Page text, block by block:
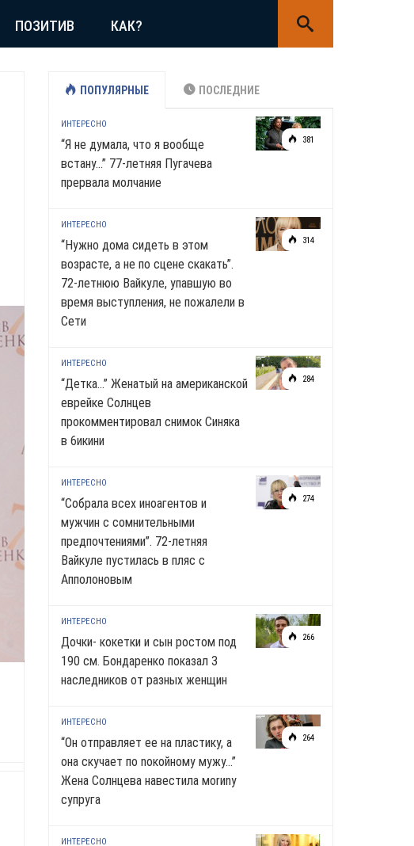
ПОЗИТИВ КАК?
ПОПУЛЯРНЫЕ ПОСЛЕДНИЕ
381
ИНТЕРЕСНО
“Я не думала, что я вообще
встану…” 77-летняя Пугачева
прервала молчание
314
ИНТЕРЕСНО
“Нужно дома сидеть в этом
возрасте, а не по сцене скакать”.
72-летнюю Вайкуле, упавшую во
время выступления, не пожалели в
Сети
284
ИНТЕРЕСНО
“Детка…” Женатый на американской
еврейке Солнцев
прокомментировал снимок Синяка
в 6икини
274
ИНТЕРЕСНО
“Собрала всех иноагентов и
мужчин с сомнительными
предпочтениями”. 72-летняя
Вайкуле пустилась в пляс с
Апполоновым
266
ИНТЕРЕСНО
Дочки- кокетки и сын ростом под
190 см. Бондаренко показал 3
наследников от разных женщин
264
ИНТЕРЕСНО
“Он отправляет ее на пластику, а
она скучает по noкoйномy мужу…”
Жена Солнцева навестила моrиnу
супруга
ИНТЕРЕСНО